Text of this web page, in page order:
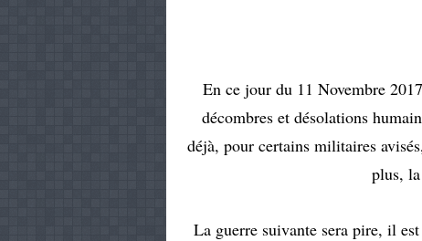
En ce jour du 11 Novembre
décombres et désolations
déjà, pour certains militaires
plus,
La guerre suivante sera pire, il